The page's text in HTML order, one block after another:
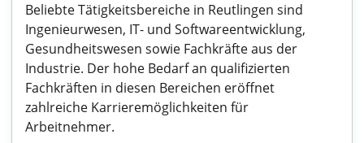
Beliebte Tätigkeitsbereiche in Reutlingen sind
Ingenieurwesen, IT- und Softwareentwicklung,
Gesundheitswesen sowie Fachkräfte aus der
Industrie. Der hohe Bedarf an qualifizierten
Fachkräften in diesen Bereichen eröffnet
zahlreiche Karrieremöglichkeiten für
Arbeitnehmer.